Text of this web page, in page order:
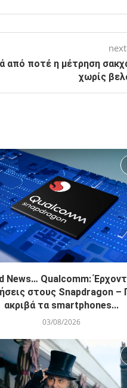
από ποτέ η μέτρηση
χωρίς
News… Qualcomm:
στους Snapdragon –
ακριβά τα smartphones...
03/08/2026